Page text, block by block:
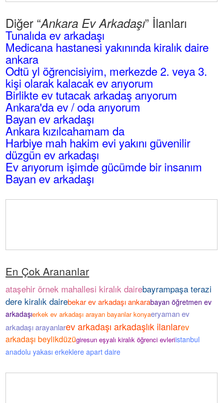
Diğer “Ankara Ev Arkadaşı” İlanları
Tunalıda ev arkadaşı
Medicana hastanesi yakınında kiralık daire
ankara
Odtü yl öğrencisiyim, merkezde 2. veya 3.
kişi olarak kalacak ev arıyorum
Birlikte ev tutacak arkadaş arıyorum
Ankara'da ev / oda arıyorum
Bayan ev arkadaşı
Ankara kızılcahamam da
Harbiye mah hakim evi yakını güvenilir
düzgün ev arkadaşı
Ev arıyorum işimde gücümde bir insanım
Bayan ev arkadaşı
En Çok Arananlar
ataşehir örnek mahallesi kiralık dairebayrampaşa terazi
dere kiralık dairebekar ev arkadaşı ankarabayan öğretmen ev
arkadaşıerkek ev arkadaşı arayan bayanlar konyaeryaman ev
arkadaşı arayanlarev arkadaşı arkadaşlık ilanlarev
arkadaşı beylikdüzügiresun eşyalı kiralık öğrenci evleriistanbul
anadolu yakası erkeklere apart daire